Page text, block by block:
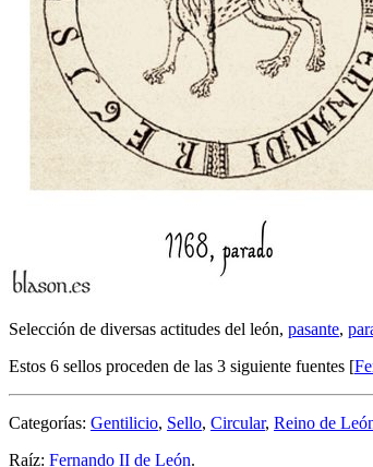
Selección de diversas actitudes del león, pasante,
Estos 6 sellos proceden de las 3 siguiente fuentes [
Categorías: Gentilicio, Sello, Circular, Reino de
Raíz: Fernando II de León.